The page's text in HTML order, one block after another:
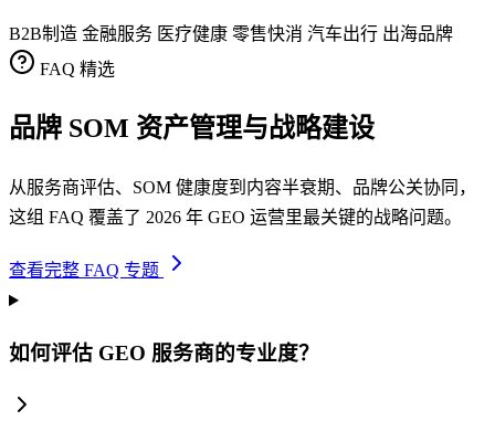
B2B制造 金融服务 医疗健康 零售快消 汽车出行 出海品牌
FAQ 精选
品牌 SOM 资产管理与战略建设
从服务商评估、SOM 健康度到内容半衰期、品牌公关协同，
这组 FAQ 覆盖了 2026 年 GEO 运营里最关键的战略问题。
查看完整 FAQ 专题
如何评估 GEO 服务商的专业度？